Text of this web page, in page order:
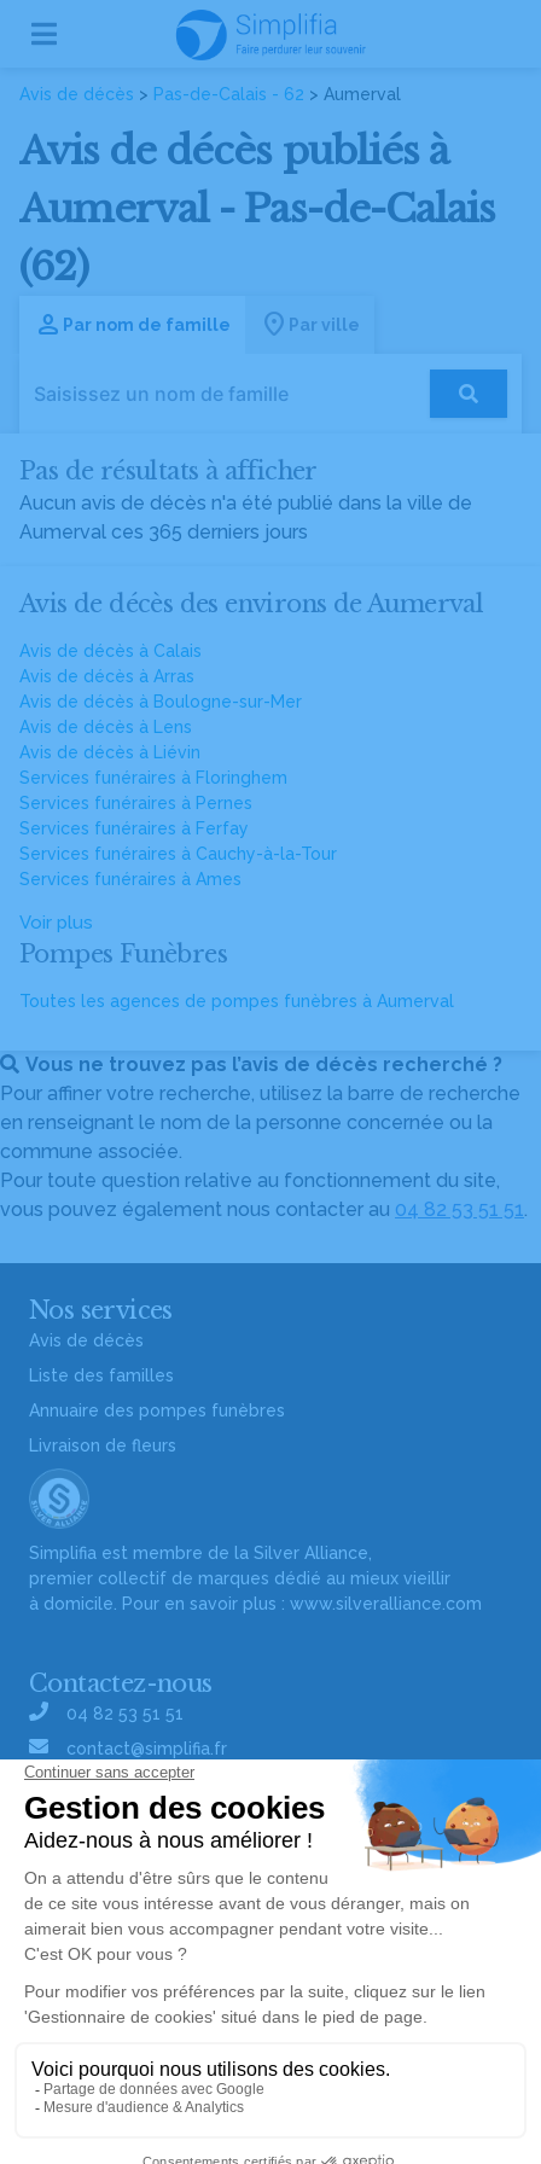
Avis de décès > Pas-de-Calais - 62 > Aumerval
Avis de décès publiés à
Aumerval - Pas-de-Calais
(62)
Par nom de famille Par ville
Pas de résultats à afficher
Aucun avis de décès n'a été publié dans la ville de
Aumerval ces 365 derniers jours
Avis de décès des environs de Aumerval
Avis de décès à Calais
Avis de décès à Arras
Avis de décès à Boulogne-sur-Mer
Avis de décès à Lens
Avis de décès à Liévin
Services funéraires à Floringhem
Services funéraires à Pernes
Services funéraires à Ferfay
Services funéraires à Cauchy-à-la-Tour
Services funéraires à Ames
Voir plus
Pompes Funèbres
Toutes les agences de pompes funèbres à Aumerval
Vous ne trouvez pas l’avis de décès recherché ?
Pour affiner votre recherche, utilisez la barre de recherche
en renseignant le nom de la personne concernée ou la
commune associée.
Pour toute question relative au fonctionnement du site,
vous pouvez également nous contacter au 04 82 53 51 51.
Alerte décès 62
Nos services
Avis de décès
Liste des familles
Annuaire des pompes funèbres
Livraison de fleurs
Simplifia est membre de la Silver Alliance,
premier collectif de marques dédié au mieux vieillir
à domicile. Pour en savoir plus : www.silveralliance.com
Contactez-nous
04 82 53 51 51
contact@simplifia.fr
Réseaux sociaux
Liens utiles
Publier un avis de décès
Signaler un abus/une erreur
Consultez nos offres d'emploi
Politique de traitement des données